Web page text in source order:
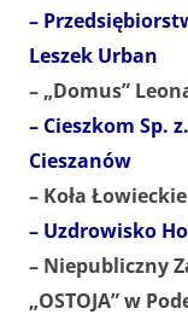
–
Leszek Urban
– „Domus”
– Cieszkom Sp.
Cieszanów
– Koła
– Uzdrowisko
– Niepubliczny
„OSTOJA” w